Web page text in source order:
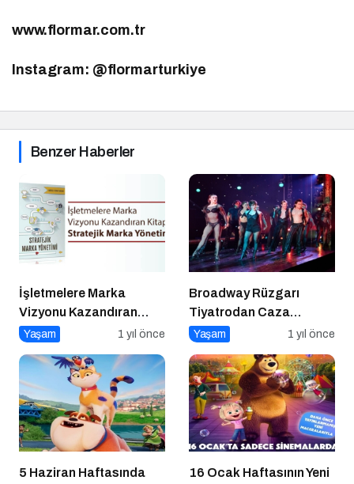
www.flormar.com.tr
Instagram: @flormarturkiye
Benzer Haberler
İşletmelere Marka
Vizyonu Kazandıran
Kitap: Stratejik Marka
Yaşam 1 yıl önce
Broadway Rüzgarı
Tiyatrodan Caza
Dopdolu Bir Program
Yaşam 1 yıl önce
5 Haziran Haftasında
16 Ocak Haftasının Yeni